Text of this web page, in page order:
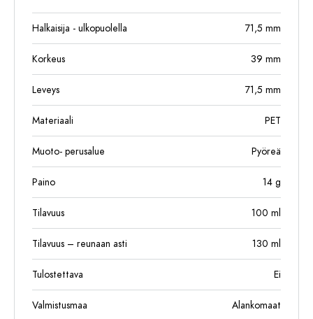
Halkaisija - ulkopuolella 71,5 mm
Korkeus 39 mm
Leveys 71,5 mm
Materiaali PET
Muoto- perusalue Pyöreä
Paino 14 g
Tilavuus 100 ml
Tilavuus – reunaan asti 130 ml
Tulostettava Ei
Valmistusmaa Alankomaat